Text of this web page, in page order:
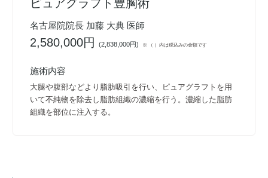
ピュアグラフト豊胸術
名古屋院院長 加藤 大典 医師
2,580,000円(2,838,000円) ※ （ ）内は税込みの金額です
施術内容
大腿や腹部などより脂肪吸引を行い、ピュアグラフトを用
いて不純物を除去し脂肪組織の濃縮を行う。濃縮した脂肪
組織を部位に注入する。